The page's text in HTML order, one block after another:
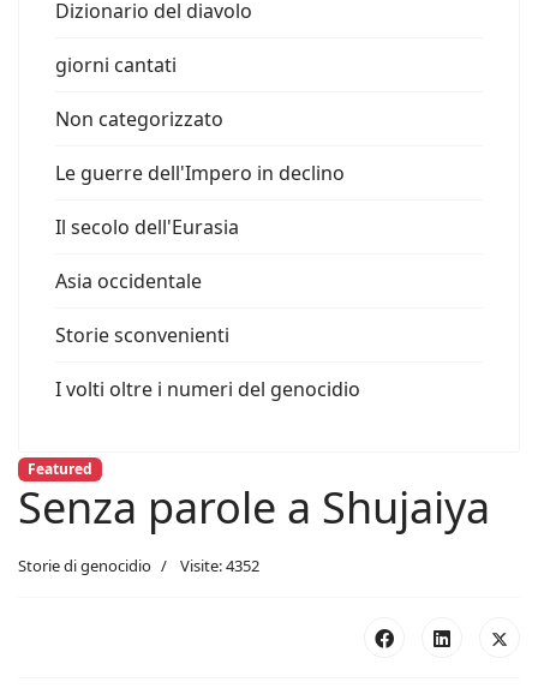
Dizionario del diavolo
giorni cantati
Non categorizzato
Le guerre dell'Impero in declino
Il secolo dell'Eurasia
Asia occidentale
Storie sconvenienti
I volti oltre i numeri del genocidio
Featured
Senza parole a Shujaiya
Storie di genocidio Visite: 4352